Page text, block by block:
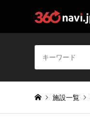
施設一覧